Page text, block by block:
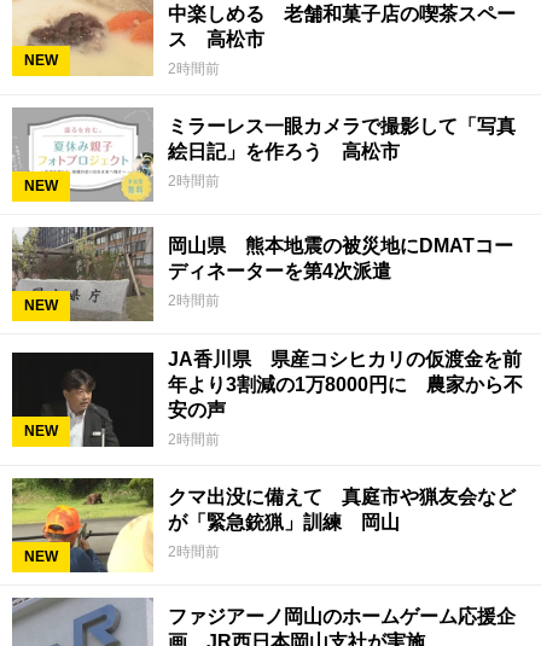
NEW
中楽しめる 老舗和菓子店の喫茶スペー
ス 高松市
2時間前
NEW
ミラーレス一眼カメラで撮影して「写真
絵日記」を作ろう 高松市
2時間前
NEW
岡山県 熊本地震の被災地にDMATコー
ディネーターを第4次派遣
2時間前
NEW
JA香川県 県産コシヒカリの仮渡金を前
年より3割減の1万8000円に 農家から不
安の声
2時間前
NEW
クマ出没に備えて 真庭市や猟友会など
が「緊急銃猟」訓練 岡山
2時間前
ファジアーノ岡山のホームゲーム応援企
画 JR西日本岡山支社が実施